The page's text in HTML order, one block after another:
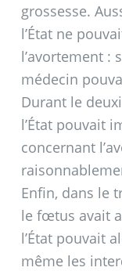
grossesse.
l’État ne
l’avortement :
médecin
Durant le
l’État pouvait
concernant
Enfin, dans le
le fœtus avait
l’État pouvait
même les